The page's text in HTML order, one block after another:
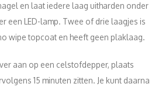
en laat iedere laag uitharden onder
een LED-lamp. Twee of drie laagjes is
wipe topcoat en heeft geen plaklaag.
aan op een celstofdepper, plaats
15 minuten zitten. Je kunt daarna